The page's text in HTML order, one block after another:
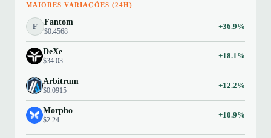
MAIORES VARIAÇÕES (24H)
F Fantom
$0.4568
+36.9%
DeXe
$34.03
+18.1%
Arbitrum
$0.0915
+12.2%
Morpho
$2.24
+10.9%